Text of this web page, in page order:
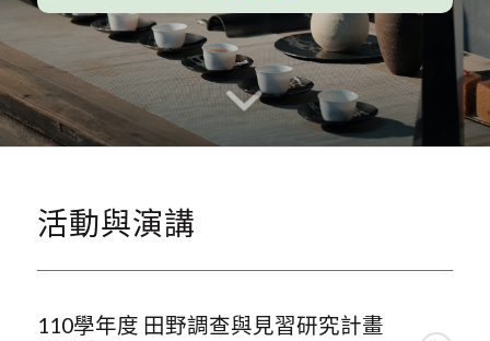
活動與演講
110學年度 田野調查與見習研究計畫